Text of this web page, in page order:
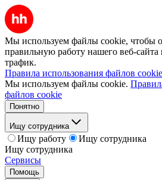
Мы используем файлы cookie, чтобы
правильную работу нашего веб-сайта
трафик.
Правила использования файлов cookie
Мы используем файлы cookie.
файлов cookie
Понятно
Ищу сотрудника
Ищу работу
Ищу сотрудника
Ищу сотрудника
Сервисы
Помощь